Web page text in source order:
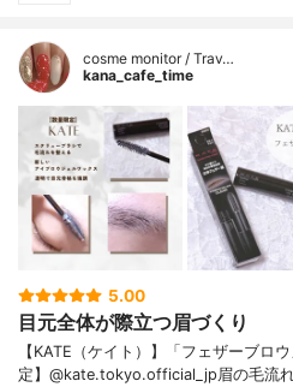
cosme monitor / Trav…
kana_cafe_time
5.00
目元全体が際立つ眉づくり
【KATE（ケイト）】「フェザーブロ
定】@kate.tokyo.official_jp眉の毛流